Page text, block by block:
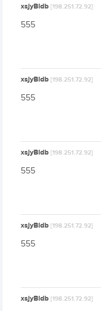
xsjyBldb[198.251.72.92]
555
xsjyBldb[198.251.72.92]
555
xsjyBldb[198.251.72.92]
555
xsjyBldb[198.251.72.92]
555
xsjyBldb[198.251.72.92]